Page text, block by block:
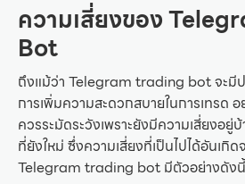
ความเสี่ยงของ
Bot
ถึงแม้ว่า Telegram trading bot จะมีป
การเพิ่มความสะดวกสบายในการเทรด
ควรระมัดระวังเพราะยังมีความเสี่ยงอยู่
ที่ยังใหม่ ซึ่งความเสี่ยงที่เป็นไปได้อันเกิด
Telegram trading bot มีตัวอย่างดังนี้